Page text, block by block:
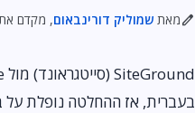
editמאת שמוליק דורינבאום, מקדם אתרים מעל 20
בעברית, אז ההחלטה נופלת